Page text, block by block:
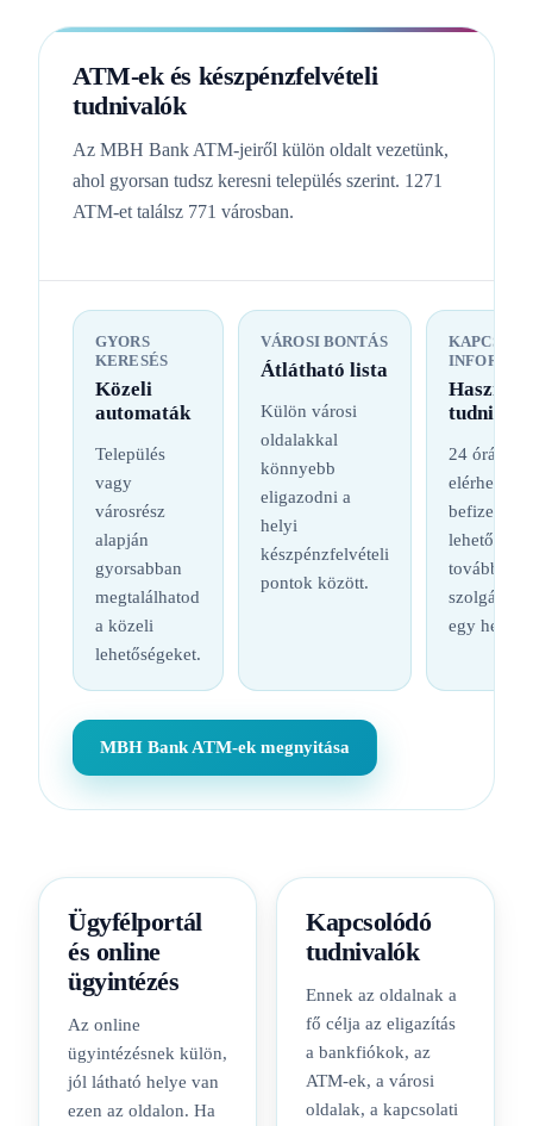
ATM-ek és készpénzfelvételi
tudnivalók
Az MBH Bank ATM-jeiről külön oldalt vezetünk,
ahol gyorsan tudsz keresni település szerint. 1271
ATM-et találsz 771 városban.
GYORS
KERESÉS
Közeli
automaták
Település
vagy
városrész
alapján
gyorsabban
megtalálhatod
a közeli
lehetőségeket.
VÁROSI BONTÁS
Átlátható lista
Külön városi
oldalakkal
könnyebb
eligazodni a
helyi
készpénzfelvételi
pontok között.
Hasznos
24 órás
befizetési
lehetőség
további
egy
MBH Bank ATM-ek megnyitása
Ügyfélportál
és online
ügyintézés
Az online
ügyintézésnek külön,
jól látható helye van
ezen az oldalon. Ha
Kapcsolódó
tudnivalók
Ennek az oldalnak a
fő célja az eligazítás
a bankfiókok, az
ATM-ek, a városi
oldalak, a kapcsolati